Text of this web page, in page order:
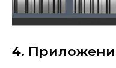
4.